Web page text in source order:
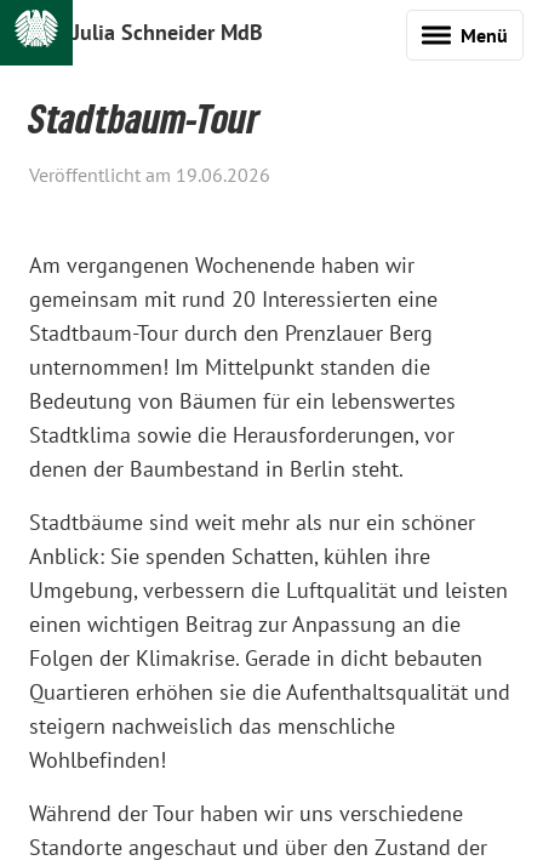
Julia Schneider MdB Menü
Stadtbaum-Tour
Veröffentlicht am 19.06.2026
Am vergangenen Wochenende haben wir
gemeinsam mit rund 20 Interessierten eine
Stadtbaum-Tour durch den Prenzlauer Berg
unternommen! Im Mittelpunkt standen die
Bedeutung von Bäumen für ein lebenswertes
Stadtklima sowie die Herausforderungen, vor
denen der Baumbestand in Berlin steht.
Stadtbäume sind weit mehr als nur ein schöner
Anblick: Sie spenden Schatten, kühlen ihre
Umgebung, verbessern die Luftqualität und leisten
einen wichtigen Beitrag zur Anpassung an die
Folgen der Klimakrise. Gerade in dicht bebauten
Quartieren erhöhen sie die Aufenthaltsqualität und
steigern nachweislich das menschliche
Wohlbefinden!
Während der Tour haben wir uns verschiedene
Standorte angeschaut und über den Zustand der